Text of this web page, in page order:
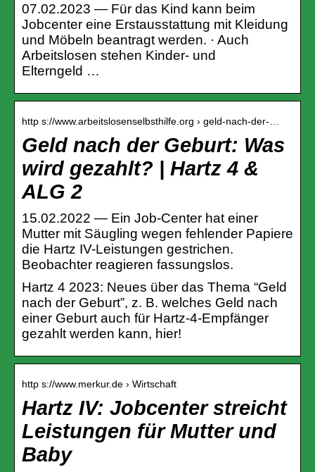
07.02.2023 — Für das Kind kann beim
Jobcenter eine Erstausstattung mit Kleidung
und Möbeln beantragt werden. · Auch
Arbeitslosen stehen Kinder- und
Elterngeld …
http s://www.arbeitslosenselbsthilfe.org › geld-nach-der-…
Geld nach der Geburt: Was
wird gezahlt? | Hartz 4 &
ALG 2
15.02.2022 — Ein Job-Center hat einer
Mutter mit Säugling wegen fehlender Papiere
die Hartz IV-Leistungen gestrichen.
Beobachter reagieren fassungslos.
Hartz 4 2023: Neues über das Thema “Geld
nach der Geburt”, z. B. welches Geld nach
einer Geburt auch für Hartz-4-Empfänger
gezahlt werden kann, hier!
http s://www.merkur.de › Wirtschaft
Hartz IV: Jobcenter streicht
Leistungen für Mutter und
Baby